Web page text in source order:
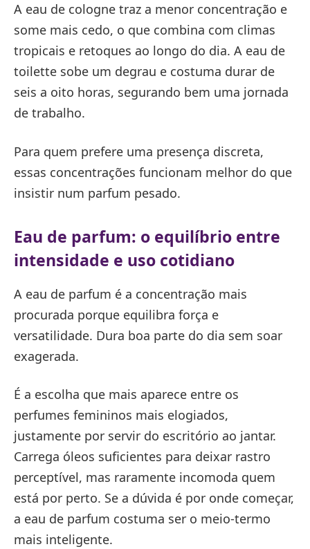
A eau de cologne traz a menor concentração e
some mais cedo, o que combina com climas
tropicais e retoques ao longo do dia. A eau de
toilette sobe um degrau e costuma durar de
seis a oito horas, segurando bem uma jornada
de trabalho.
Para quem prefere uma presença discreta,
essas concentrações funcionam melhor do que
insistir num parfum pesado.
Eau de parfum: o equilíbrio entre
intensidade e uso cotidiano
A eau de parfum é a concentração mais
procurada porque equilibra força e
versatilidade. Dura boa parte do dia sem soar
exagerada.
É a escolha que mais aparece entre os
perfumes femininos mais elogiados,
justamente por servir do escritório ao jantar.
Carrega óleos suficientes para deixar rastro
perceptível, mas raramente incomoda quem
está por perto. Se a dúvida é por onde começar,
a eau de parfum costuma ser o meio-termo
mais inteligente.